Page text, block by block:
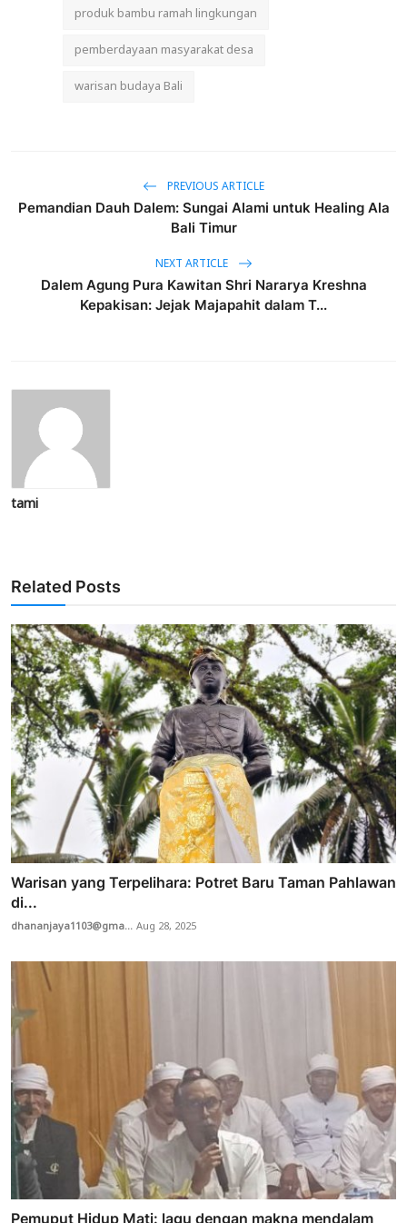
produk bambu ramah lingkungan
pemberdayaan masyarakat desa
warisan budaya Bali
PREVIOUS ARTICLE
Pemandian Dauh Dalem: Sungai Alami untuk Healing Ala
Bali Timur
NEXT ARTICLE
Dalem Agung Pura Kawitan Shri Nararya Kreshna
Kepakisan: Jejak Majapahit dalam T...
tami
Related Posts
Warisan yang Terpelihara: Potret Baru Taman Pahlawan
di...
dhananjaya1103@gma...Aug 28, 2025
Pemuput Hidup Mati: lagu dengan makna mendalam